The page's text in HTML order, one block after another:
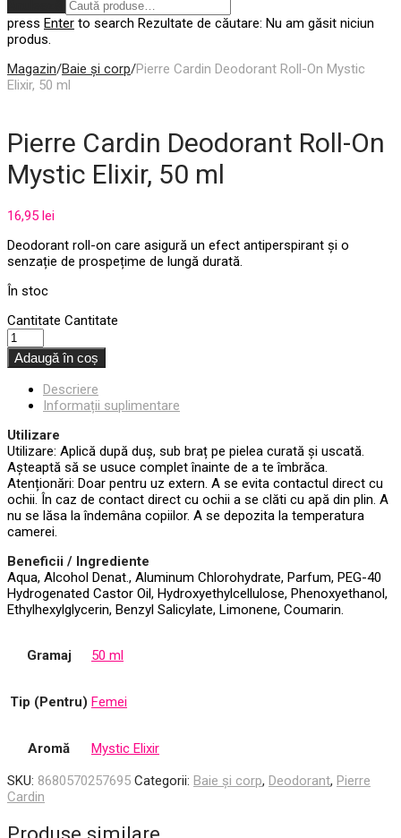
press Enter to search Rezultate de căutare: Nu am găsit niciun
produs.
Magazin/Baie și corp/Pierre Cardin Deodorant Roll-On Mystic
Elixir, 50 ml
Pierre Cardin Deodorant Roll-On
Mystic Elixir, 50 ml
16,95 lei
Deodorant roll-on care asigură un efect antiperspirant și o
senzație de prospețime de lungă durată.
În stoc
Cantitate Cantitate
Adaugă în coș
Descriere
Informații suplimentare
Utilizare
Utilizare: Aplică după duș, sub braț pe pielea curată și uscată.
Așteaptă să se usuce complet înainte de a te îmbrăca.
Atenționări: Doar pentru uz extern. A se evita contactul direct cu
ochii. În caz de contact direct cu ochii a se clăti cu apă din plin. A
nu se lăsa la îndemâna copiilor. A se depozita la temperatura
camerei.
Beneficii / Ingrediente
Aqua, Alcohol Denat., Aluminum Chlorohydrate, Parfum, PEG-40
Hydrogenated Castor Oil, Hydroxyethylcellulose, Phenoxyethanol,
Ethylhexylglycerin, Benzyl Salicylate, Limonene, Coumarin.
Gramaj 50 ml
Tip (Pentru) Femei
Aromă
Mystic Elixir
SKU: 8680570257695 Categorii: Baie și corp, Deodorant, Pierre
Cardin